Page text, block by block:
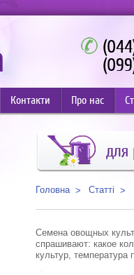
Контакти Про нас
для
Головна Статті
Семена овощных
спрашивают: какое
культур, температура